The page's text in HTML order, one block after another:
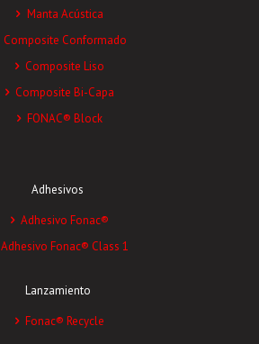
Manta Acústica
Composite Conformado
Composite Liso
Composite Bi-Capa
FONAC® Block
Adhesivos
Adhesivo Fonac®
Adhesivo Fonac® Class 1
Lanzamiento
Fonac® Recycle